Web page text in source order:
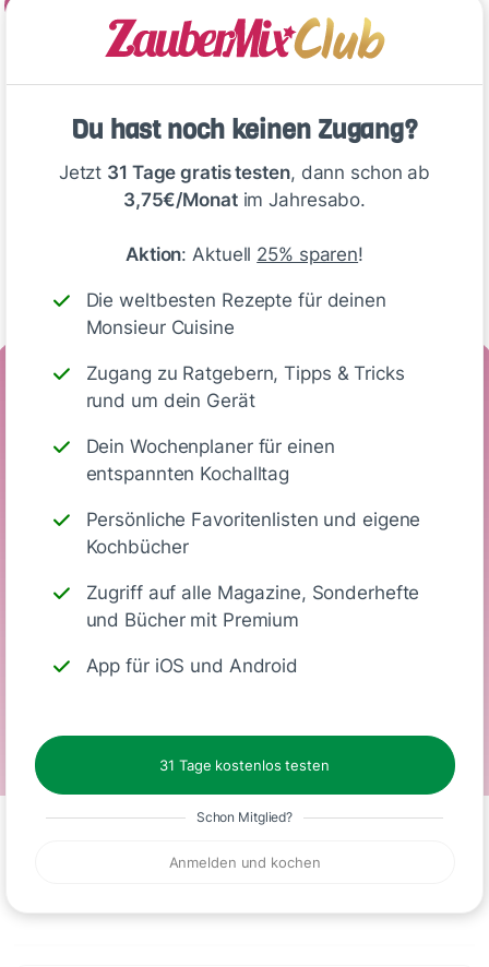
Du hast noch keinen Zugang?
Jetzt 31 Tage gratis testen, dann schon ab
3,75€/Monatim Jahresabo.
Aktion: Aktuell 25% sparen!
Die weltbesten Rezepte für deinen
Monsieur Cuisine
Zugang zu Ratgebern, Tipps & Tricks
rund um dein Gerät
Dein Wochenplaner für einen
entspannten Kochalltag
Persönliche Favoritenlisten und eigene
Kochbücher
Zugriff auf alle Magazine, Sonderhefte
und Bücher mit Premium
App für iOS und Android
31 Tage kostenlos testen
Schon Mitglied?
Anmelden und kochen
Zucker, Rotwein und Glühweingewürz in…
Deine Notizen
Nährwerte
Laktosefrei